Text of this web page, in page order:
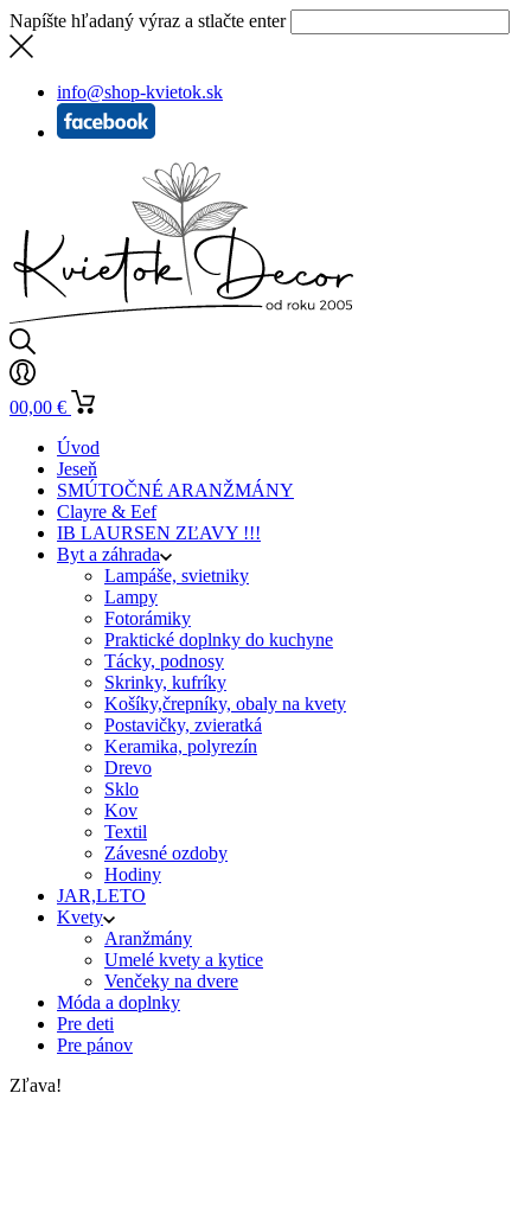
Napíšte hľadaný výraz a stlačte enter
info@shop-kvietok.sk
00,00 €
Úvod
Jeseň
SMÚTOČNÉ ARANŽMÁNY
Clayre & Eef
IB LAURSEN ZĽAVY !!!
Byt a záhrada
Lampáše, svietniky
Lampy
Fotorámiky
Praktické doplnky do kuchyne
Tácky, podnosy
Skrinky, kufríky
Košíky,črepníky, obaly na kvety
Postavičky, zvieratká
Keramika, polyrezín
Drevo
Sklo
Kov
Textil
Závesné ozdoby
Hodiny
JAR,LETO
Kvety
Aranžmány
Umelé kvety a kytice
Venčeky na dvere
Móda a doplnky
Pre deti
Pre pánov
Zľava!